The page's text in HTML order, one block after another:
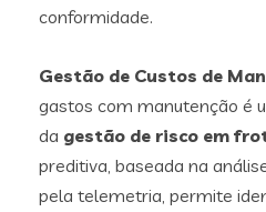
conformidade.
Gestão de Custos de
gastos com manutenção é
da gestão de risco em
preditiva, baseada na
pela telemetria, permite